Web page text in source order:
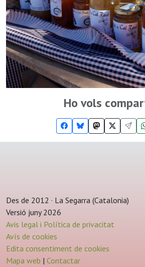
Ho vols
Des de 2012 · La Segarra (Catalonia)
Versió juny 2026
Avis legal i Política de privacitat
Avís de cookies
Edita consentiment de cookies
Mapa web | Contactar